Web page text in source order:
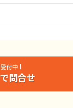
付中
問合せ